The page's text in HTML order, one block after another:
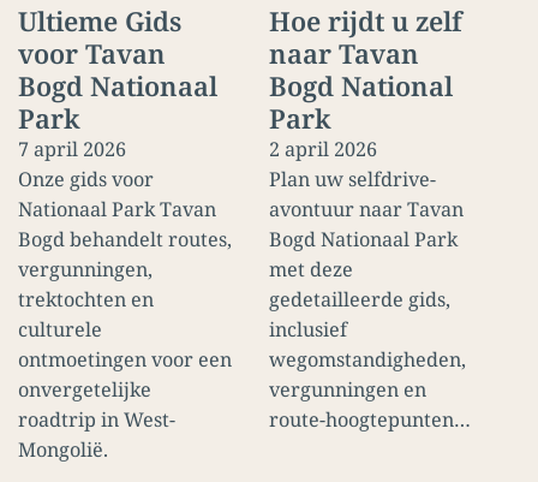
Ultieme Gids
voor Tavan
Bogd Nationaal
Park
7 april 2026
Onze gids voor
Nationaal Park Tavan
Bogd behandelt routes,
vergunningen,
trektochten en
culturele
ontmoetingen voor een
onvergetelijke
roadtrip in West-
Mongolië.
Hoe rijdt u zelf
naar Tavan
Bogd National
Park
2 april 2026
Plan uw selfdrive-
avontuur naar Tavan
Bogd Nationaal Park
met deze
gedetailleerde gids,
inclusief
wegomstandigheden,
vergunningen en
route-hoogtepunten…